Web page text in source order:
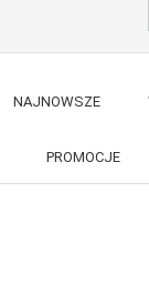
NAJNOWSZE
PROMOCJE